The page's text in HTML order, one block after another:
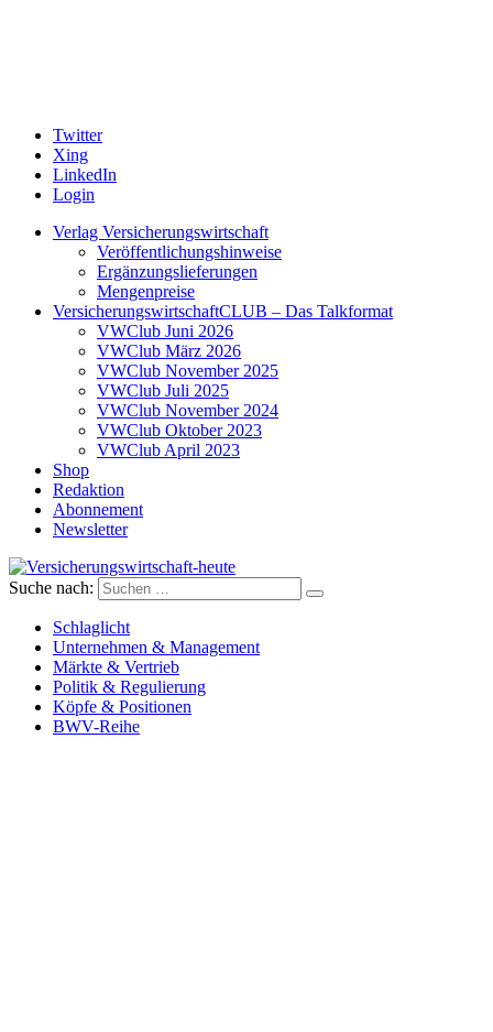
Twitter
Xing
LinkedIn
Login
Verlag Versicherungswirtschaft
Veröffentlichungshinweise
Ergänzungslieferungen
Mengenpreise
VersicherungswirtschaftCLUB – Das Talkformat
VWClub Juni 2026
VWClub März 2026
VWClub November 2025
VWClub Juli 2025
VWClub November 2024
VWClub Oktober 2023
VWClub April 2023
Shop
Redaktion
Abonnement
Newsletter
Versicherungswirtschaft-heute
Suche nach:
Schlaglicht
Unternehmen & Management
Märkte & Vertrieb
Politik & Regulierung
Köpfe & Positionen
BWV-Reihe